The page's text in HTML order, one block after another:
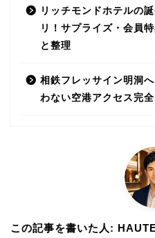
リッチモンドホテルの
リ！サプライズ・会員
と整理
相鉄フレッサイン明洞
わない空港アクセス完
この記事を書いた人: